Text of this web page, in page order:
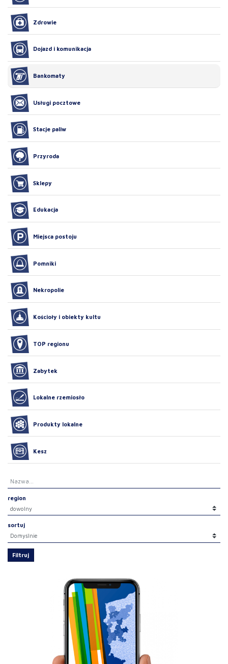
Zdrowie
Dojazd i komunikacja
Bankomaty
Usługi pocztowe
Stacje paliw
Przyroda
Sklepy
Edukacja
Miejsca postoju
Pomniki
Nekropolie
Kościoły i obiekty kultu
TOP regionu
Zabytek
Lokalne rzemiosło
Produkty lokalne
Kesz
region
sortuj
Filtruj